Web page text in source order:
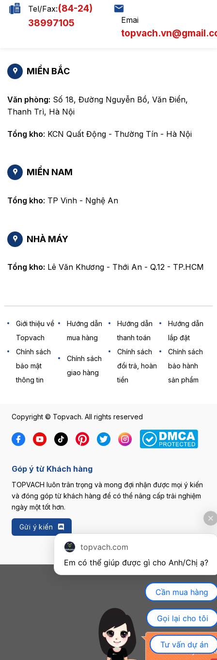
Tel/Fax:(84-24)
38997105
Emai
MIỀN BẮC
Văn phòng: Số 18, Đường Nguyễn Bồ, Văn Điển,
Thanh Trì, Hà Nội
Tổng kho: KCN Quất Động - Thường Tín - Hà Nội
MIỀN NAM
Tổng kho: TP Vinh - Nghệ An
NHÀ MÁY
Tổng kho: Lê Văn Khương - Thới An - Q.12 - TP.HCM
Giới thiệu về
Topvach
Hướng dẫn
mua hàng
Hướng dẫn
thanh toán
Hướng dẫn
lắp đặt
Chính sách
bảo mật
thông tin
Chính sách
giao hàng
Chính sách
đổi trả, hoàn
tiền
Chính sách
bảo hành
sản phẩm
Copyright © Topvach. All rights reserved
Góp ý từ Khách hàng
TOPVACH luôn trân trọng và mong đợi nhận được mọi ý kiến
và đóng góp từ khách hàng để có thể nâng cấp trải nghiệm
ngày một tốt hơn.
Gửi ý kiến
Khuyến mãi đặc
nay cho
topvach.com
Cần mua hàng
Gọi lại cho tôi
Tư vấn dự án